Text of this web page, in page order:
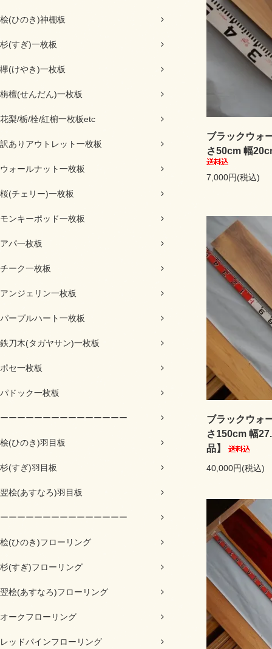
桧(ひのき)神棚板
杉(すぎ)一枚板
欅(けやき)一枚板
栴檀(せんだん)一枚板
花梨/栃/栓/紅椨一枚板etc
訳ありアウトレット一枚板
ウォールナット一枚板
桜(チェリー)一枚板
モンキーポッド一枚板
アパ一枚板
チーク一枚板
アンジェリン一枚板
パープルハート一枚板
鉄刀木(タガヤサン)一枚板
ポセ一枚板
パドック一枚板
ーーーーーーーーーーーーーーー
桧(ひのき)羽目板
杉(すぎ)羽目板
翌桧(あすなろ)羽目板
ーーーーーーーーーーーーーーー
桧(ひのき)フローリング
杉(すぎ)フローリング
翌桧(あすなろ)フローリング
オークフローリング
レッドパインフローリング
ブラックウォ
さ50cm 幅
7,000円(税込)
ブラックウォ
さ150cm 幅
品】
40,000円(税込)